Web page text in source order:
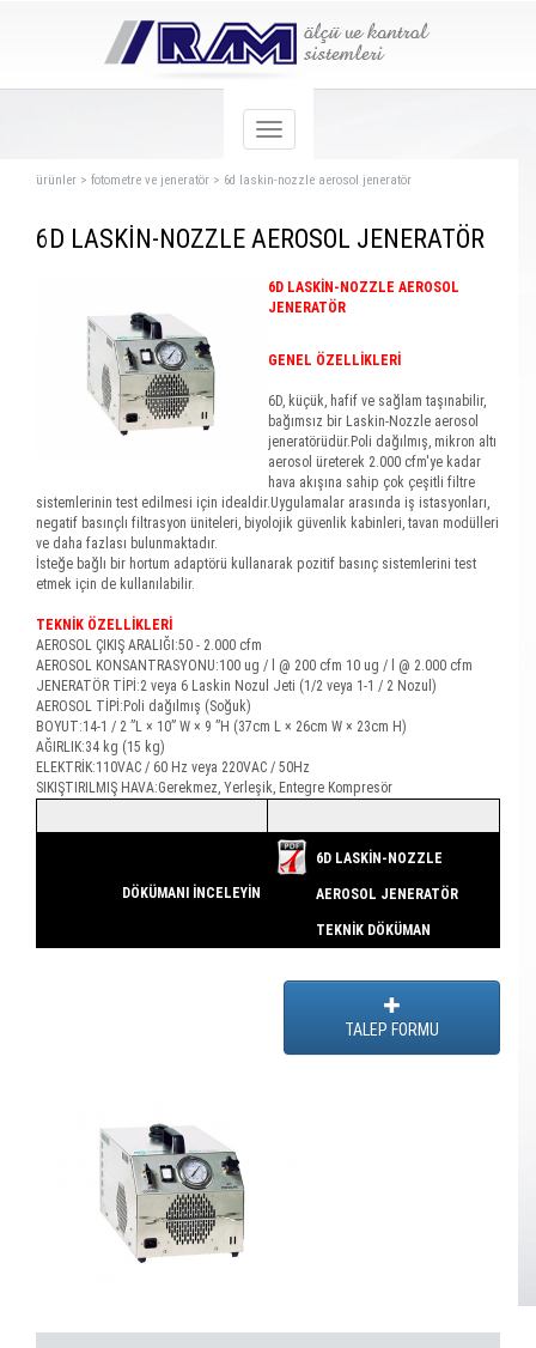
ürünler > fotometre ve jeneratör > 6d laskin-nozzle aerosol jeneratör
6D LASKİN-NOZZLE AEROSOL JENERATÖR
6D LASKİN-NOZZLE AEROSOL
JENERATÖR
GENEL ÖZELLİKLERİ
6D, küçük, hafif ve sağlam taşınabilir,
bağımsız bir Laskin-Nozzle aerosol
jeneratörüdür.Poli dağılmış, mikron altı
aerosol üreterek 2.000 cfm'ye kadar
hava akışına sahip çok çeşitli filtre
sistemlerinin test edilmesi için idealdir.Uygulamalar arasında iş istasyonları,
negatif basınçlı filtrasyon üniteleri, biyolojik güvenlik kabinleri, tavan modülleri
ve daha fazlası bulunmaktadır.
İsteğe bağlı bir hortum adaptörü kullanarak pozitif basınç sistemlerini test
etmek için de kullanılabilir.
TEKNİK ÖZELLİKLERİ
AEROSOL ÇIKIŞ ARALIĞI:50 - 2.000 cfm
AEROSOL KONSANTRASYONU:100 ug / l @ 200 cfm 10 ug / l @ 2.000 cfm
JENERATÖR TİPİ:2 veya 6 Laskin Nozul Jeti (1/2 veya 1-1 / 2 Nozul)
AEROSOL TİPİ:Poli dağılmış (Soğuk)
BOYUT:14-1 / 2 ”L × 10” W × 9 ”H (37cm L × 26cm W × 23cm H)
AĞIRLIK:34 kg (15 kg)
ELEKTRİK:110VAC / 60 Hz veya 220VAC / 50Hz
SIKIŞTIRILMIŞ HAVA:Gerekmez, Yerleşik, Entegre Kompresör
DÖKÜMANI İNCELEYİN
6D LASKİN-NOZZLE
AEROSOL JENERATÖR
TEKNİK DÖKÜMAN
TALEP FORMU